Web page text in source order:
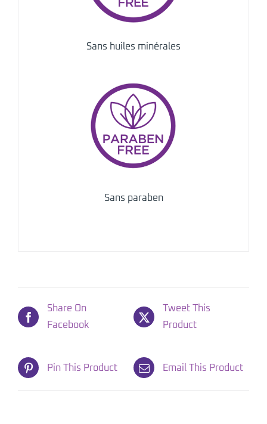
Sans huiles minérales
Sans paraben
Share On
Facebook
Tweet This
Product
Pin This Product Email This Product